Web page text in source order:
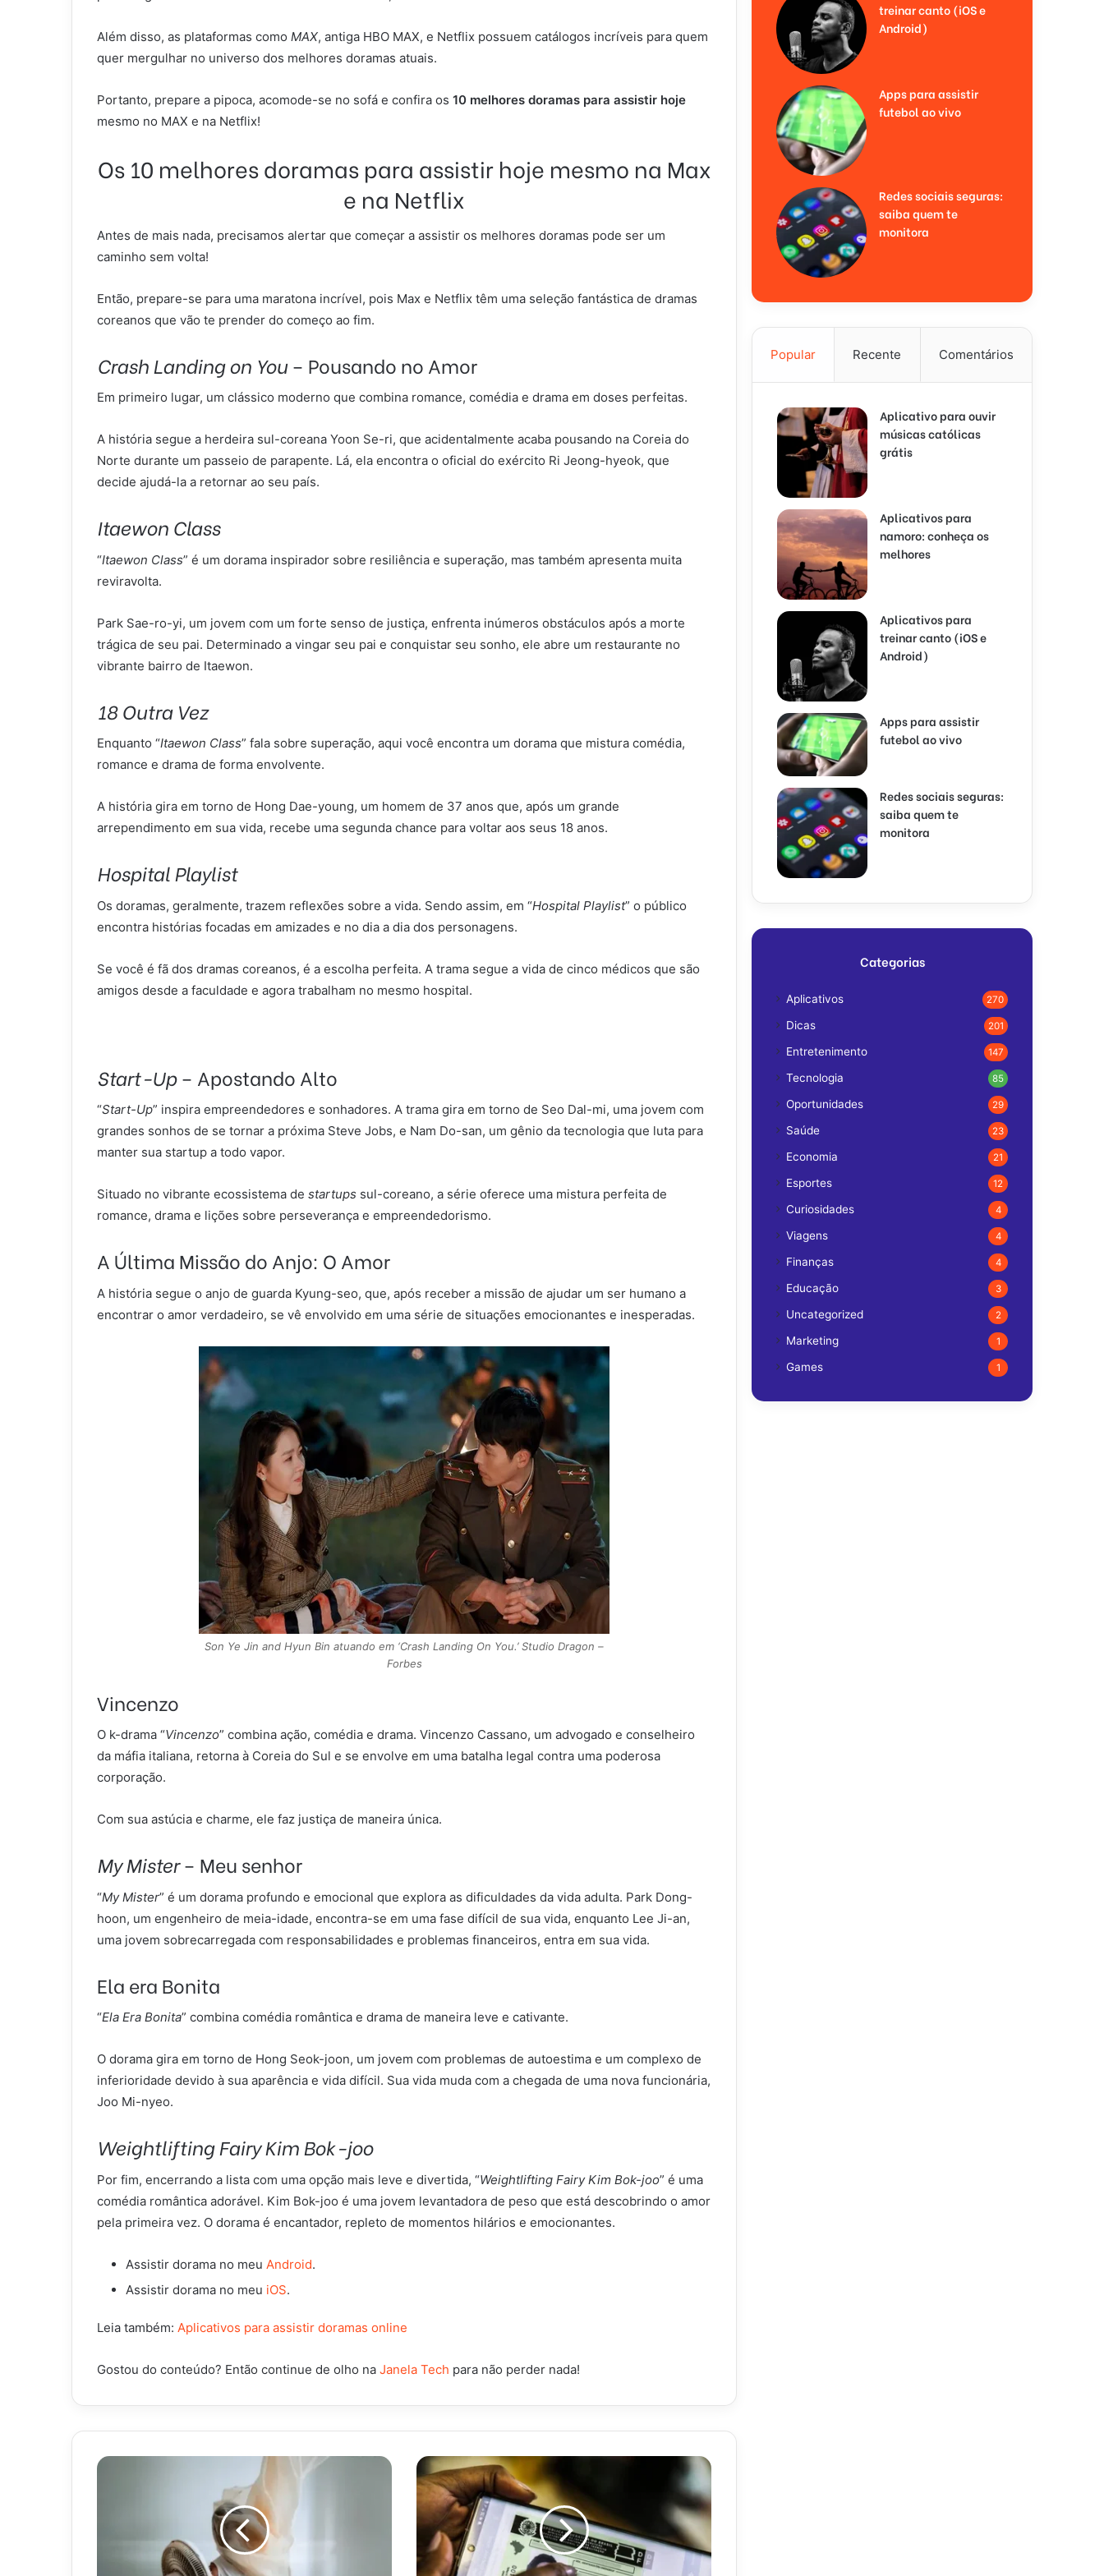
Além disso, as plataformas como MAX, antiga HBO MAX, e Netflix possuem catálogos incríveis para quem
quer mergulhar no universo dos melhores doramas atuais.
Portanto, prepare a pipoca, acomode-se no sofá e confira os 10 melhores doramas para assistir hoje
mesmo no MAX e na Netflix!
Os 10 melhores doramas para assistir hoje mesmo na Max
e na Netflix
Antes de mais nada, precisamos alertar que começar a assistir os melhores doramas pode ser um
caminho sem volta!
Então, prepare-se para uma maratona incrível, pois Max e Netflix têm uma seleção fantástica de dramas
coreanos que vão te prender do começo ao fim.
Crash Landing on You– Pousando no Amor
Em primeiro lugar, um clássico moderno que combina romance, comédia e drama em doses perfeitas.
A história segue a herdeira sul-coreana Yoon Se-ri, que acidentalmente acaba pousando na Coreia do
Norte durante um passeio de parapente. Lá, ela encontra o oficial do exército Ri Jeong-hyeok, que
decide ajudá-la a retornar ao seu país.
Itaewon Class
“Itaewon Class” é um dorama inspirador sobre resiliência e superação, mas também apresenta muita
reviravolta.
Park Sae-ro-yi, um jovem com um forte senso de justiça, enfrenta inúmeros obstáculos após a morte
trágica de seu pai. Determinado a vingar seu pai e conquistar seu sonho, ele abre um restaurante no
vibrante bairro de Itaewon.
18 Outra Vez
Enquanto “Itaewon Class” fala sobre superação, aqui você encontra um dorama que mistura comédia,
romance e drama de forma envolvente.
A história gira em torno de Hong Dae-young, um homem de 37 anos que, após um grande
arrependimento em sua vida, recebe uma segunda chance para voltar aos seus 18 anos.
Hospital Playlist
Os doramas, geralmente, trazem reflexões sobre a vida. Sendo assim, em “Hospital Playlist” o público
encontra histórias focadas em amizades e no dia a dia dos personagens.
Se você é fã dos dramas coreanos, é a escolha perfeita. A trama segue a vida de cinco médicos que são
amigos desde a faculdade e agora trabalham no mesmo hospital.
Start-Up– Apostando Alto
“Start-Up” inspira empreendedores e sonhadores. A trama gira em torno de Seo Dal-mi, uma jovem com
grandes sonhos de se tornar a próxima Steve Jobs, e Nam Do-san, um gênio da tecnologia que luta para
manter sua startup a todo vapor.
Situado no vibrante ecossistema de startups sul-coreano, a série oferece uma mistura perfeita de
romance, drama e lições sobre perseverança e empreendedorismo.
A Última Missão do Anjo: O Amor
A história segue o anjo de guarda Kyung-seo, que, após receber a missão de ajudar um ser humano a
encontrar o amor verdadeiro, se vê envolvido em uma série de situações emocionantes e inesperadas.
Son Ye Jin and Hyun Bin atuando em ‘Crash Landing On You.’ Studio Dragon –
Forbes
Vincenzo
O k-drama “Vincenzo” combina ação, comédia e drama. Vincenzo Cassano, um advogado e conselheiro
da máfia italiana, retorna à Coreia do Sul e se envolve em uma batalha legal contra uma poderosa
corporação.
Com sua astúcia e charme, ele faz justiça de maneira única.
My Mister– Meu senhor
“My Mister” é um dorama profundo e emocional que explora as dificuldades da vida adulta. Park Dong-
hoon, um engenheiro de meia-idade, encontra-se em uma fase difícil de sua vida, enquanto Lee Ji-an,
uma jovem sobrecarregada com responsabilidades e problemas financeiros, entra em sua vida.
Ela era Bonita
“Ela Era Bonita” combina comédia romântica e drama de maneira leve e cativante.
O dorama gira em torno de Hong Seok-joon, um jovem com problemas de autoestima e um complexo de
inferioridade devido à sua aparência e vida difícil. Sua vida muda com a chegada de uma nova funcionária,
Joo Mi-nyeo.
Weightlifting Fairy Kim Bok-joo
Por fim, encerrando a lista com uma opção mais leve e divertida, “Weightlifting Fairy Kim Bok-joo” é uma
comédia romântica adorável. Kim Bok-joo é uma jovem levantadora de peso que está descobrindo o amor
pela primeira vez. O dorama é encantador, repleto de momentos hilários e emocionantes.
Assistir dorama no meu Android.
Assistir dorama no meu iOS.
Leia também: Aplicativos para assistir doramas online
Gostou do conteúdo? Então continue de olho na Janela Tech para não perder nada!
treinar canto (iOS e
Android)
Apps para assistir
futebol ao vivo
Redes sociais seguras:
saiba quem te
monitora
Popular Recente Comentários
Aplicativo para ouvir
músicas católicas
grátis
Aplicativos para
namoro: conheça os
melhores
Aplicativos para
treinar canto (iOS e
Android)
Apps para assistir
futebol ao vivo
Redes sociais seguras:
saiba quem te
monitora
Categorias
Aplicativos 270
Dicas 201
Entretenimento 147
Tecnologia 85
Oportunidades 29
Saúde 23
Economia 21
Esportes 12
Curiosidades 4
Viagens 4
Finanças 4
Educação 3
Uncategorized 2
Marketing 1
Games 1